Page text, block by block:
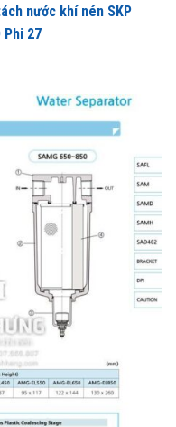
nước khí nén SKP
Phi 27